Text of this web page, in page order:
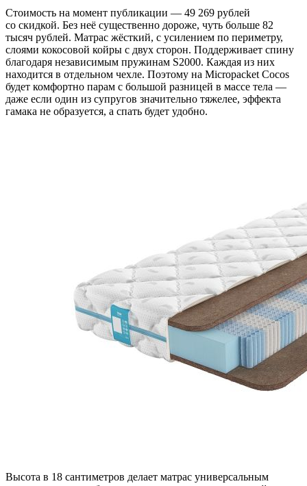
Стоимость на момент публикации — 49 269 рублей
со скидкой. Без неё существенно дороже, чуть больше 82
тысяч рублей. Матрас жёсткий, с усилением по периметру,
слоями кокосовой койры с двух сторон. Поддерживает спину
благодаря независимым пружинам S2000. Каждая из них
находится в отдельном чехле. Поэтому на Micropacket Cocos
будет комфортно парам с большой разницей в массе тела —
даже если один из супругов значительно тяжелее, эффекта
гамака не образуется, а спать будет удобно.
Высота в 18 сантиметров делает матрас универсальным